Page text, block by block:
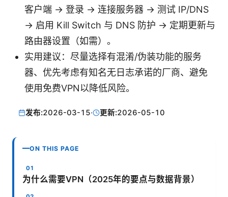
客户端 → 登录 → 连接服务器 → 测试 IP/DNS
→ 启用 Kill Switch 与 DNS 防护 → 定期更新与
路由器设置（如需）。
实用建议：尽量选择有混淆/伪装功能的服务
器、优先考虑有知名无日志承诺的厂商、避免
使用免费VPN以降低风险。
发布:2026-03-15· 更新:2026-05-10
ON THIS PAGE
为什么需要VPN（2025年的要点与数据背景）